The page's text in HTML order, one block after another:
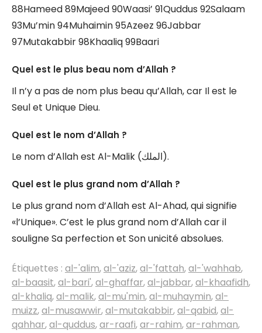
88Hameed 89Majeed 90Waasi’ 91Quddus 92Salaam
93Mu’min 94Muhaimin 95Azeez 96Jabbar
97Mutakabbir 98Khaaliq 99Baari
Quel est le plus beau nom d’Allah ?
Il n’y a pas de nom plus beau qu’Allah, car Il est le
Seul et Unique Dieu.
Quel est le nom d’Allah ?
Le nom d’Allah est Al-Malik (الملك).
Quel est le plus grand nom d’Allah ?
Le plus grand nom d’Allah est Al-Ahad, qui signifie
«l’Unique». C’est le plus grand nom d’Allah car il
souligne Sa perfection et Son unicité absolues.
Étiquettes : al-'alim,al-'aziz,al-'fattah,al-'wahhab,
al-baasit,al-bari',al-ghaffar,al-jabbar,al-khaafidh,
al-khaliq,al-malik,al-mu'min,al-muhaymin,al-
muizz,al-musawwir,al-mutakabbir,al-qabid,al-
qahhar,al-quddus,ar-raafi,ar-rahim,ar-rahman,